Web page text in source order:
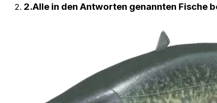
2.Alle in den Antworten genannten Fische